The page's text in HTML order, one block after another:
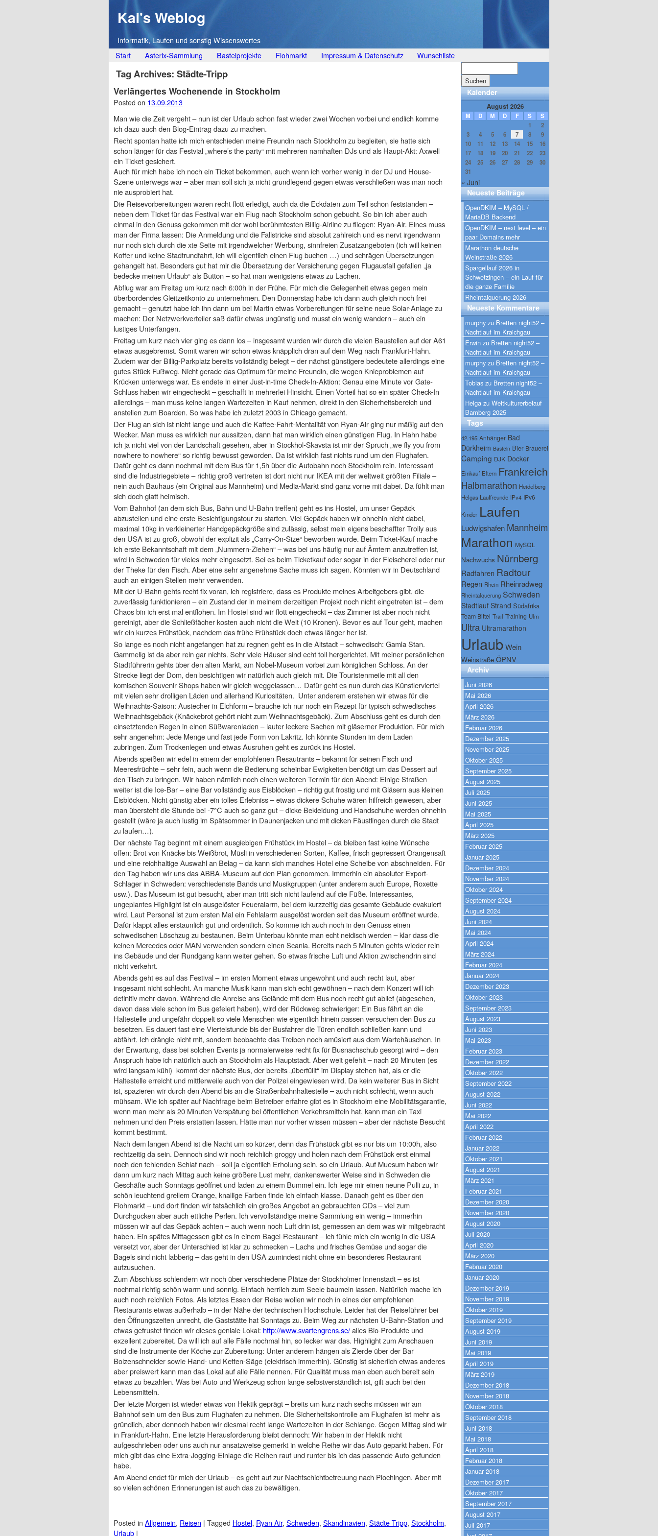
Kai's Weblog
Informatik, Laufen und sonstig Wissenswertes
Main menu
Skip
to
content
Start Asterix-Sammlung Bastelprojekte Flohmarkt Impressum & Datenschutz Wunschliste
Tag Archives: Städte-Tripp
Verlängertes Wochenende in Stockholm
Posted on 13.09.2013
Man wie die Zeit vergeht – nun ist der Urlaub schon fast wieder zwei Wochen vorbei und endlich komme
ich dazu auch den Blog-Eintrag dazu zu machen.
Recht spontan hatte ich mich entschieden meine Freundin nach Stockholm zu begleiten, sie hatte sich
schon länger für das Festvial „where’s the party“ mit mehreren namhaften DJs und als Haupt-Akt: Axwell
ein Ticket gesichert.
Auch für mich habe ich noch ein Ticket bekommen, auch wenn ich vorher wenig in der DJ und House-
Szene unterwegs war – aber man soll sich ja nicht grundlegend gegen etwas verschließen was man noch
nie ausprobiert hat.
Die Reisevorbereitungen waren recht flott erledigt, auch da die Eckdaten zum Teil schon feststanden –
neben dem Ticket für das Festival war ein Flug nach Stockholm schon gebucht. So bin ich aber auch
einmal in den Genuss gekommen mit der wohl berühmtesten Billig-Airline zu fliegen: Ryan-Air. Eines muss
man der Firma lassen: Die Anmeldung und die Fallstricke sind absolut zahlreich und es nervt irgendwann
nur noch sich durch die xte Seite mit irgendwelcher Werbung, sinnfreien Zusatzangeboten (ich will keinen
Koffer und keine Stadtrundfahrt, ich will eigentlich einen Flug buchen …) und schrägen Übersetzungen
gehangelt hat. Besonders gut hat mir die Übersetzung der Versicherung gegen Flugausfall gefallen „ja
bedecke meinen Urlaub“ als Button – so hat man wenigstens etwas zu Lachen.
Abflug war am Freitag um kurz nach 6:00h in der Frühe. Für mich die Gelegenheit etwas gegen mein
überbordendes Gleitzeitkonto zu unternehmen. Den Donnerstag habe ich dann auch gleich noch frei
gemacht – genutzt habe ich ihn dann um bei Martin etwas Vorbereitungen für seine neue Solar-Anlage zu
machen: Der Netzwerkverteiler saß dafür etwas ungünstig und musst ein wenig wandern – auch ein
lustiges Unterfangen.
Freitag um kurz nach vier ging es dann los – insgesamt wurden wir durch die vielen Baustellen auf der A61
etwas ausgebremst. Somit waren wir schon etwas knäpplich dran auf dem Weg nach Frankfurt-Hahn.
Zudem war der Billig-Parkplatz bereits vollständig belegt – der nächst günstigere bedeutete allerdings eine
gutes Stück Fußweg. Nicht gerade das Optimum für meine Freundin, die wegen Knieproblemen auf
Krücken unterwegs war. Es endete in einer Just-in-time Check-In-Aktion: Genau eine Minute vor Gate-
Schluss haben wir eingecheckt – geschafft in mehrerlei Hinsicht. Einen Vorteil hat so ein später Check-In
allerdings – man muss keine langen Wartezeiten in Kauf nehmen, direkt in den Sicherheitsbereich und
anstellen zum Boarden. So was habe ich zuletzt 2003 in Chicago gemacht.
Der Flug an sich ist nicht lange und auch die Kaffee-Fahrt-Mentalität von Ryan-Air ging nur mäßig auf den
Wecker. Man muss es wirklich nur aussitzen, dann hat man wirklich einen günstigen Flug. In Hahn habe
ich ja nicht viel von der Landschaft gesehen, aber in Stockhol-Skavsta ist mir der Spruch „we fly you from
nowhere to nowhere“ so richtig bewusst geworden. Da ist wirklich fast nichts rund um den Flughafen.
Dafür geht es dann nochmal mit dem Bus für 1,5h über die Autobahn noch Stockholm rein. Interessant
sind die Industriegebiete – richtig groß vertreten ist dort nicht nur IKEA mit der weltweit größten Filiale –
nein auch Bauhaus (ein Original aus Mannheim) und Media-Markt sind ganz vorne mit dabei. Da fühlt man
sich doch glatt heimisch.
Vom Bahnhof (an dem sich Bus, Bahn und U-Bahn treffen) geht es ins Hostel, um unser Gepäck
abzustellen und eine erste Besichtigungstour zu starten. Viel Gepäck haben wir ohnehin nicht dabei,
maximal 10kg in verkleinerter Handgepäckgröße sind zulässig, selbst mein eigens beschaffter Trolly aus
den USA ist zu groß, obwohl der explizit als „Carry-On-Size“ beworben wurde. Beim Ticket-Kauf mache
ich erste Bekanntschaft mit dem „Nummern-Ziehen“ – was bei uns häufig nur auf Ämtern anzutreffen ist,
wird in Schweden für vieles mehr eingesetzt. Sei es beim Ticketkauf oder sogar in der Fleischerei oder nur
der Theke für den Fisch. Aber eine sehr angenehme Sache muss ich sagen. Könnten wir in Deutschland
auch an einigen Stellen mehr verwenden.
Mit der U-Bahn gehts recht fix voran, ich registriere, dass es Produkte meines Arbeitgebers gibt, die
zuverlässig funktionieren – ein Zustand der in meinem derzeitigen Projekt noch nicht eingetreten ist – dem
Chaos bin ich erst mal entflohen. Im Hostel sind wir flott eingecheckt – das Zimmer ist aber noch nicht
gereinigt, aber die Schließfächer kosten auch nicht die Welt (10 Kronen). Bevor es auf Tour geht, machen
wir ein kurzes Frühstück, nachdem das frühe Frühstück doch etwas länger her ist.
So lange es noch nicht angefangen hat zu regnen geht es in die Altstadt – schwedisch: Gamla Stan.
Gammelig ist da aber rein gar nichts. Sehr viele Häuser sind echt toll hergerichtet. Mit meiner persönlichen
Stadtführerin gehts über den alten Markt, am Nobel-Museum vorbei zum königlichen Schloss. An der
Strecke liegt der Dom, den besichtigen wir natürlich auch gleich mit. Die Touristenmeile mit all den
komischen Souvenir-Shops haben wir gleich weggelassen… Dafür geht es nun durch das Künstlerviertel
mit vielen sehr drolligen Läden und allerhand Kuriositäten. Unter anderem erstehen wir etwas für die
Weihnachts-Saison: Austecher in Elchform – brauche ich nur noch ein Rezept für typisch schwedisches
Weihnachtsgebäck (Knäckebrot gehört nicht zum Weihnachtsgebäck). Zum Abschluss geht es durch den
einsetztenden Regen in einen Süßwarenladen – lauter leckere Sachen mit gläserner Produktion. Für mich
sehr angenehm: Jede Menge und fast jede Form von Lakritz. Ich könnte Stunden im dem Laden
zubringen. Zum Trockenlegen und etwas Ausruhen geht es zurück ins Hostel.
Abends speißen wir edel in einem der empfohlenen Resautrants – bekannt für seinen Fisch und
Meeresfrüchte – sehr fein, auch wenn die Bedienung scheinbar Ewigkeiten benötigt um das Dessert auf
den Tisch zu bringen. Wir haben nämlich noch einen weiteren Termin für den Abend: Einige Straßen
weiter ist die Ice-Bar – eine Bar vollständig aus Eisblöcken – richtig gut frostig und mit Gläsern aus kleinen
Eisblöcken. Nicht günstig aber ein tolles Erlebniss – etwas dickere Schuhe wären hilfreich gewesen, aber
man übersteht die Stunde bei -7°C auch so ganz gut – dicke Bekleidung und Handschuhe werden ohnehin
gestellt (wäre ja auch lustig im Spätsommer in Daunenjacken und mit dicken Fäustlingen durch die Stadt
zu laufen…).
Der nächste Tag beginnt mit einem ausgiebigen Frühstück im Hostel – da bleiben fast keine Wünsche
offen: Brot von Knäcke bis Weißbrot, Müsli in verschiedenen Sorten, Kaffee, frisch gepressert Orangensaft
und eine reichhaltige Auswahl an Belag – da kann sich manches Hotel eine Scheibe von abschneiden. Für
den Tag haben wir uns das ABBA-Museum auf den Plan genommen. Immerhin ein absoluter Export-
Schlager in Schweden: verschiedenste Bands und Musikgruppen (unter anderem auch Europe, Roxette
usw.). Das Museum ist gut besucht, aber man tritt sich nicht laufend auf die Füße. Interessantes,
ungeplantes Highlight ist ein ausgelöster Feueralarm, bei dem kurzzeitig das gesamte Gebäude evakuiert
wird. Laut Personal ist zum ersten Mal ein Fehlalarm ausgelöst worden seit das Museum eröffnet wurde.
Dafür klappt alles erstaunlich gut und ordentlich. So komme ich auch noch in den Genuss einen
schwedischen Löschzug zu bestaunen. Beim Unterbau könnte man echt neidisch werden – klar dass die
keinen Mercedes oder MAN verwenden sondern einen Scania. Bereits nach 5 Minuten gehts wieder rein
ins Gebäude und der Rundgang kann weiter gehen. So etwas frische Luft und Aktion zwischendrin sind
nicht verkehrt.
Abends geht es auf das Festival – im ersten Moment etwas ungewohnt und auch recht laut, aber
insgesamt nicht schlecht. An manche Musik kann man sich echt gewöhnen – nach dem Konzert will ich
definitiv mehr davon. Während die Anreise ans Gelände mit dem Bus noch recht gut ablief (abgesehen,
davon dass viele schon im Bus gefeiert haben), wird der Rückweg schwieriger: Ein Bus fährt an die
Haltestelle und ungefähr doppelt so viele Menschen wie eigentlich hinein passen versuchen den Bus zu
besetzen. Es dauert fast eine Viertelstunde bis der Busfahrer die Türen endlich schließen kann und
abfährt. Ich drängle nicht mit, sondern beobachte das Treiben noch amüsiert aus dem Wartehäuschen. In
der Erwartung, dass bei solchen Events ja normalerweise recht fix für Busnachschub gesorgt wird – den
Anspruch habe ich natürlich auch an Stockholm als Hauptstadt. Aber weit gefehlt – nach 20 Minuten (es
wird langsam kühl) kommt der nächste Bus, der bereits „überfüllt“ im Display stehen hat, als er die
Haltestelle erreicht und mittlerweile auch von der Polizei eingewiesen wird. Da kein weiterer Bus in Sicht
ist, spazieren wir durch den Abend bis an die Straßenbahnhaltestelle – auch nicht schlecht, wenn auch
mühsam. Wie ich später auf Nachfrage beim Betreiber erfahre gibt es in Stockholm eine Mobilitätsgarantie,
wenn man mehr als 20 Minuten Verspätung bei öffentlichen Verkehrsmitteln hat, kann man ein Taxi
nehmen und den Preis erstatten lassen. Hätte man nur vorher wissen müssen – aber der nächste Besucht
kommt bestimmt.
Nach dem langen Abend ist die Nacht um so kürzer, denn das Frühstück gibt es nur bis um 10:00h, also
rechtzeitig da sein. Dennoch sind wir noch reichlich groggy und holen nach dem Frühstück erst einmal
noch den fehlenden Schlaf nach – soll ja eigentlich Erholung sein, so ein Urlaub. Auf Muesum haben wir
dann um kurz nach Mittag auch keine größere Lust mehr, dankenswerter Weise sind in Schweden die
Geschäfte auch Sonntags geöffnet und laden zu einem Bummel ein. Ich lege mir einen neune Pulli zu, in
schön leuchtend grellem Orange, knallige Farben finde ich einfach klasse. Danach geht es über den
Flohmarkt – und dort finden wir tatsächlich ein großes Angebot an gebrauchten CDs – viel zum
Durchgucken aber auch ettliche Perlen. Ich vervollständige meine Sammlung ein wenig – immerhin
müssen wir auf das Gepäck achten – auch wenn noch Luft drin ist, gemessen an dem was wir mitgebracht
haben. Ein spätes Mittagessen gibt es in einem Bagel-Restaurant – ich fühle mich ein wenig in die USA
versetzt vor, aber der Unterschied ist klar zu schmecken – Lachs und frisches Gemüse und sogar die
Bagels sind nicht labberig – das geht in den USA zumindest nicht ohne ein besonderes Restaurant
aufzusuchen.
Zum Abschluss schlendern wir noch über verschiedene Plätze der Stockholmer Innenstadt – es ist
nochmal richtig schön warm und sonnig. Einfach herrlich zum Seele baumeln lassen. Natürlich mache ich
auch noch reichlich Fotos. Als letztes Essen der Reise wollen wir noch in eines der empfohlenen
Restaurants etwas außerhalb – in der Nähe der technischen Hochschule. Leider hat der Reiseführer bei
den Öffnungszeiten unrecht, die Gaststätte hat Sonntags zu. Beim Weg zur nächsten U-Bahn-Station und
etwas gefrustet finden wir dieses geniale Lokal: http://www.svartengrens.se/alles Bio-Produkte und
exzellent zubereitet. Da will ich auf alle Fälle nochmal hin, so lecker war das. Highlight zum Anschauen
sind die Instrumente der Köche zur Zubereitung: Unter anderem hängen als Zierde über der Bar
Bolzenschneider sowie Hand- und Ketten-Säge (elektrisch immerhin). Günstig ist sicherlich etwas anderes
aber preiswert kann man das Lokal auf alle Fälle nennen. Für Qualität muss man eben auch bereit sein
etwas zu bezahlen. Was bei Auto und Werkzeug schon lange selbstverständlich ist, gilt auch bei den
Lebensmitteln.
Der letzte Morgen ist wieder etwas von Hektik geprägt – breits um kurz nach sechs müssen wir am
Bahnhof sein um den Bus zum Flughafen zu nehmen. Die Sicherheitskontrolle am Flughafen ist mehr als
gründlich, aber dennoch haben wir diesmal recht lange Wartezeiten in der Schlange. Gegen Mittag sind wir
in Frankfurt-Hahn. Eine letzte Herausforderung bleibt dennoch: Wir haben in der Hektik nicht
aufgeschrieben oder uns auch nur ansatzweise gemerkt in welche Reihe wir das Auto geparkt haben. Für
mich gibt das eine Extra-Jogging-Einlage die Reihen rauf und runter bis ich das passende Auto gefunden
habe.
Am Abend endet für mich der Urlaub – es geht auf zur Nachtschichtbetreuung nach Plochingen. Aber mit
so vielen schönen Erinnerungen ist auch das zu bewältigen.
Posted in Allgemein, Reisen | Tagged Hostel, Ryan Air, Schweden, Skandinavien, Städte-Tripp, Stockholm,
Urlaub |
Kalender
August 2026
M D M D F S
S
1
2
3
4 5 6 7 8
9
10
11 12 13 14 15
16
17
18 19 20 21 22
23
24
25 26 27 28 29
30
31
« Juni
Neueste Beiträge
OpenDKIM – MySQL /
MariaDB Backend
OpenDKIM – next level – ein
paar Domains mehr
Marathon deutsche
Weinstraße 2026
Spargellauf 2026 in
Schwetzingen – ein Lauf für
die ganze Familie
Rheintalquerung 2026
Neueste Kommentare
murphy zu Bretten night52 –
Nachtlauf im Kraichgau
Erwin zu Bretten night52 –
Nachtlauf im Kraichgau
murphy zu Bretten night52 –
Nachtlauf im Kraichgau
Tobias zu Bretten night52 –
Nachtlauf im Kraichgau
Helga zu Weltkulturerbelauf
Bamberg 2025
Tags
42.195 Anhänger Bad
Dürkheim Basteln Bier Brauerei
Camping DJK Docker
Einkauf Eltern Frankreich
Halbmarathon Heidelberg
Helgas Lauffreunde IPv4 IPv6
Kinder Laufen
Ludwigshafen Mannheim
Marathon MySQL
Nachwuchs Nürnberg
Radfahren Radtour
Regen Rhein Rheinradweg
Rheintalquerung Schweden
Stadtlauf Strand Südafrika
Team Bittel Trail Training Ulm
Ultra Ultramarathon
UrlaubWein
Weinstraße ÖPNV
Archiv
Juni 2026
Mai 2026
April 2026
März 2026
Februar 2026
Dezember 2025
November 2025
Oktober 2025
September 2025
August 2025
Juli 2025
Juni 2025
Mai 2025
April 2025
März 2025
Februar 2025
Januar 2025
Dezember 2024
November 2024
Oktober 2024
September 2024
August 2024
Juni 2024
Mai 2024
April 2024
März 2024
Februar 2024
Januar 2024
Dezember 2023
Oktober 2023
September 2023
August 2023
Juni 2023
Mai 2023
Februar 2023
Dezember 2022
Oktober 2022
September 2022
August 2022
Juni 2022
Mai 2022
April 2022
Februar 2022
Januar 2022
Oktober 2021
August 2021
März 2021
Februar 2021
Dezember 2020
November 2020
August 2020
Juli 2020
April 2020
März 2020
Februar 2020
Januar 2020
Dezember 2019
November 2019
Oktober 2019
September 2019
August 2019
Juni 2019
Mai 2019
April 2019
März 2019
Dezember 2018
November 2018
Oktober 2018
September 2018
Juni 2018
Mai 2018
April 2018
Februar 2018
Januar 2018
Dezember 2017
Oktober 2017
September 2017
August 2017
Juli 2017